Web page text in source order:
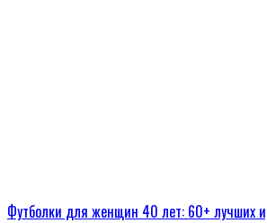
Футболки для женщин 40 лет: 60+ лучших